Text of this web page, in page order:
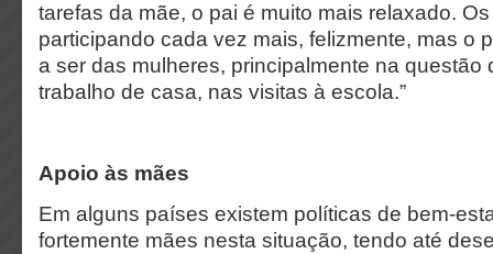
tarefas da mãe, o pai é muito mais relaxado.
participando cada vez mais, felizmente, mas o
a ser das mulheres, principalmente na questão
trabalho de casa, nas visitas à escola.”
Apoio às mães
Em alguns países existem políticas de bem-
fortemente mães nesta situação, tendo até